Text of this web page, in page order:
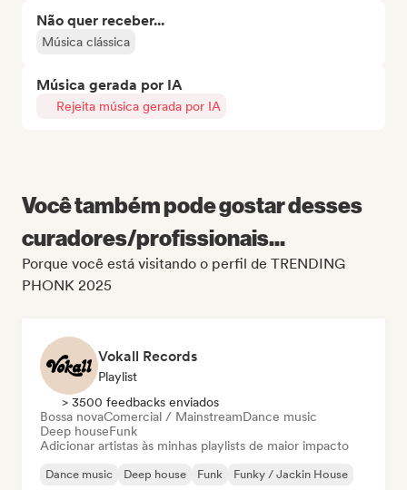
Não quer receber...
Música clássica
Música gerada por IA
Rejeita música gerada por IA
Você também pode gostar desses
curadores/profissionais...
Porque você está visitando o perfil de TRENDING
PHONK 2025
Vokall Records
Playlist
> 3500 feedbacks enviados
Bossa novaComercial / MainstreamDance music
Deep houseFunk
Adicionar artistas às minhas playlists de maior impacto
Dance music Deep house Funk Funky / Jackin House